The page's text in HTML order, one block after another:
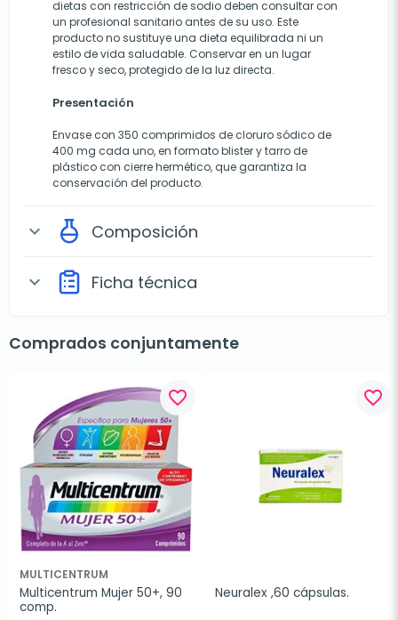
dietas con restricción de sodio deben consultar con
un profesional sanitario antes de su uso. Este
producto no sustituye una dieta equilibrada ni un
estilo de vida saludable. Conservar en un lugar
fresco y seco, protegido de la luz directa.
Presentación
Envase con 350 comprimidos de cloruro sódico de
400 mg cada uno, en formato blister y tarro de
plástico con cierre hermético, que garantiza la
conservación del producto.
expand_more Composición
expand_more Ficha técnica
Comprados conjuntamente
favorite_border
MULTICENTRUM
Multicentrum Mujer 50+, 90
comp.
favorite_border
Neuralex ,60 cápsulas.